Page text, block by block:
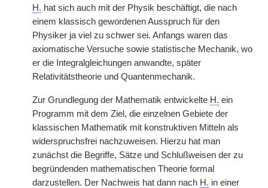
H. hat sich auch mit der Physik beschäftigt, die nach
einem klassisch gewordenen Ausspruch für den
Physiker ja viel zu schwer sei. Anfangs waren das
axiomatische Versuche sowie statistische Mechanik, wo
er die Integralgleichungen anwandte, später
Relativitätstheorie und Quantenmechanik.
Zur Grundlegung der Mathematik entwickelte H. ein
Programm mit dem Ziel, die einzelnen Gebiete der
klassischen Mathematik mit konstruktiven Mitteln als
widerspruchsfrei nachzuweisen. Hierzu hat man
zunächst die Begriffe, Sätze und Schlußweisen der zu
begründenden mathematischen Theorie formal
darzustellen. Der Nachweis hat dann nach H. in einer